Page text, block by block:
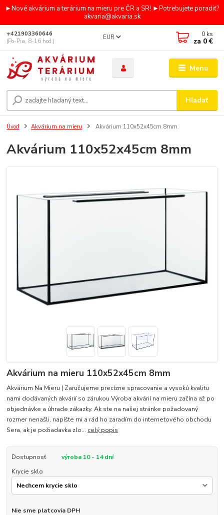
►Nové akvárium a terárium na mieru pre ČR a SR! ►Potrebujete poradiť?
akvaria@akvaria.sk
Menu
EUR
Hľadať
+421903360646
(Po-Pia, 8-16 hod.)
0 ks
za 0 €
Úvod Akvárium na mieru Akvárium 110x52x45cm 8mm
Akvárium 110x52x45cm 8mm
Akvárium na mieru 110x52x45cm 8mm
Akvárium Na Mieru | Zaručujeme precízne spracovanie a vysokú kvalitu
nami dodávaných akvárií so zárukou Výroba akvárií na mieru začína až po
objednávke a úhrade zákazky. Ak ste na našej stránke požadovaný
rozmer nenašli, napíšte mi a rád ho zaradím do internetového obchodu
Sera, ak je požiadavka zlo... celý popis
Dostupnosť
výroba 10 - 14 dní
Krycie sklo
Nie sme platcovia DPH